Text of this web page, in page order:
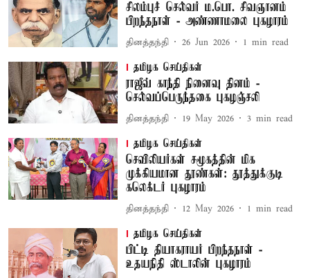
சிலம்புச் செல்வர் ம.பொ. சிவஞானம்
பிறந்தநாள் - அண்ணாமலை புகழாரம்
தினத்தந்தி 26 Jun 2026 1 min read
தமிழக செய்திகள்
ராஜீவ் காந்தி நினைவு தினம் -
செல்வப்பெருந்தகை புகழஞ்சலி
தினத்தந்தி 19 May 2026 3 min read
தமிழக செய்திகள்
செவிலியர்கள் சமூகத்தின் மிக
முக்கியமான தூண்கள்: தூத்துக்குடி
கலெக்டர் புகழாரம்
தினத்தந்தி 12 May 2026 1 min read
தமிழக செய்திகள்
பிட்டி தியாகராயர் பிறந்தநாள் -
உதயநிதி ஸ்டாலின் புகழாரம்